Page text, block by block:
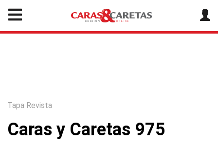
Tapa Revista
Caras y Caretas 975